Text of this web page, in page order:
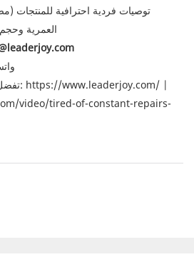
العمرية
📱
🌐 تفضل بزيارة موقعنا الإلكتروني: https://www.leaderjoy.com/ |
video/tired-of-constant-repairs-